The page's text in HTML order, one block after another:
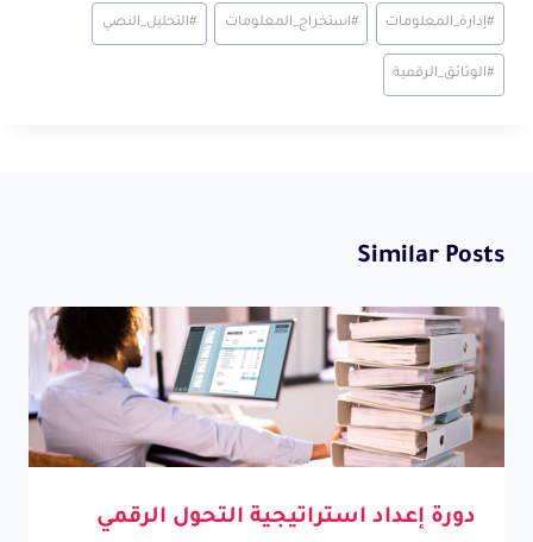
Post
Tags:
#إدارة_المعلومات #استخراج_المعلومات #التحليل_النصي
#الوثائق_الرقمية
Similar Posts
دورة إعداد استراتيجية التحول الرقمي